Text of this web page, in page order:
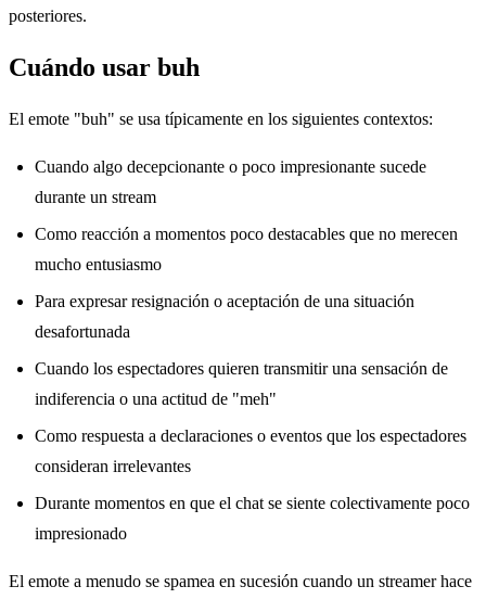
posteriores.
Cuándo usar buh
El emote "buh" se usa típicamente en los siguientes contextos:
Cuando algo decepcionante o poco impresionante sucede
durante un stream
Como reacción a momentos poco destacables que no merecen
mucho entusiasmo
Para expresar resignación o aceptación de una situación
desafortunada
Cuando los espectadores quieren transmitir una sensación de
indiferencia o una actitud de "meh"
Como respuesta a declaraciones o eventos que los espectadores
consideran irrelevantes
Durante momentos en que el chat se siente colectivamente poco
impresionado
El emote a menudo se spamea en sucesión cuando un streamer hace